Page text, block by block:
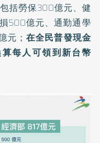
括勞保300億元、健
500億元、通勤通學
元； 在全民普發現金
每人可領到新台幣